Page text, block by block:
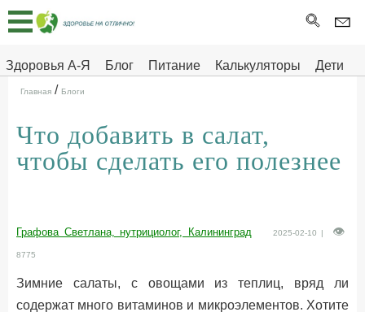
Здоровья А-Я Блог Питание Калькуляторы
Дети
Главная
Тесты
Про
ДЕТЯМ
Главная / Блоги
Что добавить в салат,
чтобы сделать его полезнее
Графова Светлана, нутрициолог, Калининград 2025-02-10 |
8775
Зимние салаты, с овощами из теплиц, вряд ли
содержат много витаминов и микроэлементов. Хотите